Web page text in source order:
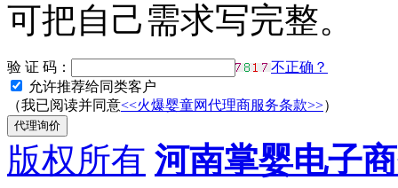
可把自己需求写完整。
验 证 码：
不正确？
允许推荐给同类客户
（我已阅读并同意<<火爆婴童网代理商服务条款>>）
版权所有 河南掌婴电子